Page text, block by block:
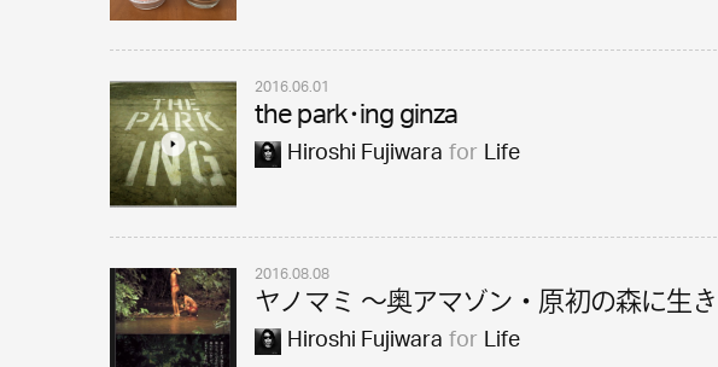
2016.06.01
the park･ing ginza
Hiroshi FujiwaraforLife
2016.08.08
ヤノマミ ～奥アマゾン・原初の森に生
Hiroshi FujiwaraforLife